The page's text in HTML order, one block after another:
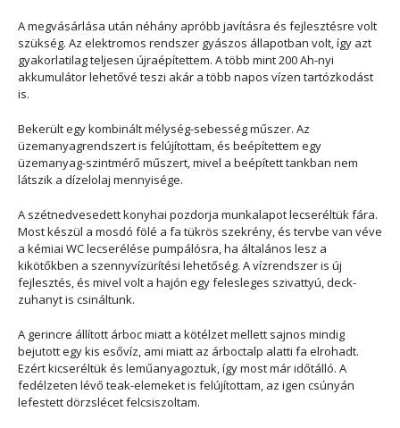
A megvásárlása után néhány apróbb javításra és fejlesztésre volt
szükség. Az elektromos rendszer gyászos állapotban volt, így azt
gyakorlatilag teljesen újraépítettem. A több mint 200 Ah-nyi
akkumulátor lehetővé teszi akár a több napos vízen tartózkodást
is.
Bekerült egy kombinált mélység-sebesség műszer. Az
üzemanyagrendszert is felújítottam, és beépítettem egy
üzemanyag-szintmérő műszert, mivel a beépített tankban nem
látszik a dízelolaj mennyisége.
A szétnedvesedett konyhai pozdorja munkalapot lecseréltük fára.
Most készül a mosdó fölé a fa tükrös szekrény, és tervbe van véve
a kémiai WC lecserélése pumpálósra, ha általános lesz a
kikötőkben a szennyvízürítési lehetőség. A vízrendszer is új
fejlesztés, és mivel volt a hajón egy felesleges szivattyú, deck-
zuhanyt is csináltunk.
A gerincre állított árboc miatt a kötélzet mellett sajnos mindig
bejutott egy kis esővíz, ami miatt az árboctalp alatti fa elrohadt.
Ezért kicseréltük és leműanyagoztuk, így most már időtálló. A
fedélzeten lévő teak-elemeket is felújítottam, az igen csúnyán
lefestett dörzslécet felcsiszoltam.